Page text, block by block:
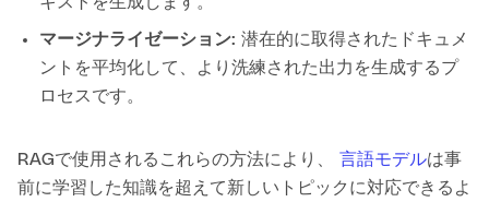
マージナライゼーション: 潜在的に取得されたドキュメ
ントを平均化して、より洗練された出力を生成するプ
ロセスです。
RAGで使用されるこれらの方法により、 言語モデルは事
前に学習した知識を超えて新しいトピックに対応できるよ